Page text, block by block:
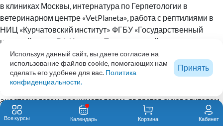
в клиниках Москвы, интернатура по Герпетологии в
ветеринарном центре «VetPlaneta», работа с рептилиями в
НИЦ «Курчатовский институт» ФГБУ «Государственный
научный центр РФ Институт Теоретической и
Экспериментальной Физики» имени А.И. Алиханова, с 2013
по 2023 г работала в клинике «Белый Клык», прошла путь от
врача-интерна до врача анестезиолога-реаниматолога.
В настоящее время работает врачом ОРИТ,
анестезиологом-реаниматологом, является руководителем
ОРИТ в клинике ЦВМ, город Алматы. Область интереса -
шоки, ОДН, онкология
Все курсы Календарь Корзина Кабинет
Используя данный сайт, вы даете согласие на
использование файлов cookie, помогающих нам
сделать его удобнее для вас. Политика
конфиденциальности.
Принять